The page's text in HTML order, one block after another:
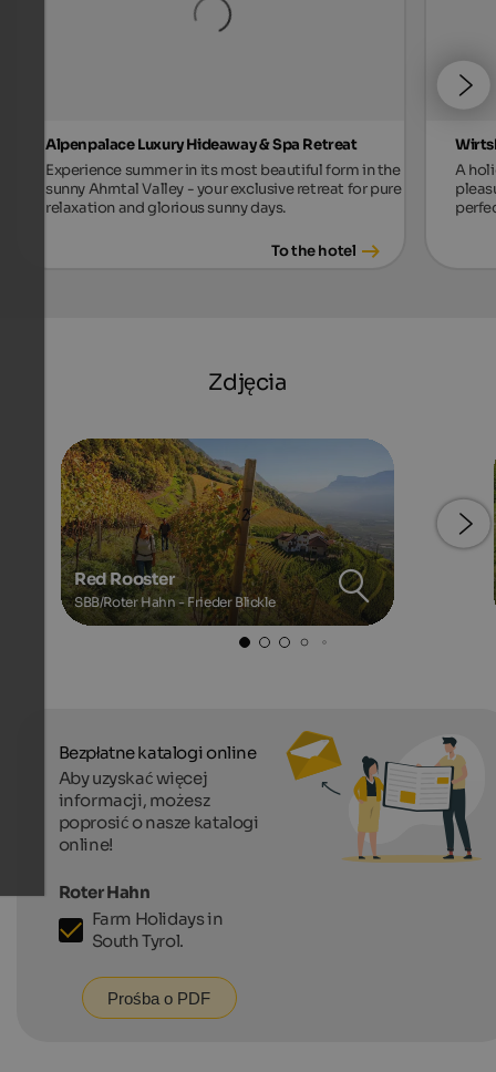
Alpenpalace Luxury Hideaway & Spa Retreat
Experience summer in its most beautiful form in the
sunny Ahrntal Valley - your exclusive retreat for pure
relaxation and glorious sunny days.
To the hotel
A
Zdjęcia
Red Rooster
SBB/Roter Hahn - Frieder Blickle
Bezpłatne katalogi online
Aby uzyskać więcej
informacji, możesz
poprosić o nasze katalogi
online!
Roter Hahn
Farm Holidays in
South Tyrol.
Prośba o PDF